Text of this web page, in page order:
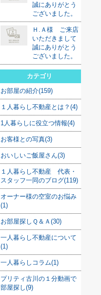
誠にありがとう
ございました。
Ｈ.Ａ様 ご来店
いただきまして
誠にありがとう
ございました。
カテゴリ
お部屋の紹介(159)
１人暮らし不動産とは？(4)
1人暮らしに役立つ情報(4)
お客様との写真(3)
おいしいご飯屋さん(3)
１人暮らし不動産 代表・
スタッフ一同のブログ(119)
オーナー様の空室のお悩み
(1)
お部屋探しＱ＆Ａ(30)
一人暮らし不動産について
(1)
一人暮らしコラム(1)
プリティ古川の１分動画で
部屋探し(9)